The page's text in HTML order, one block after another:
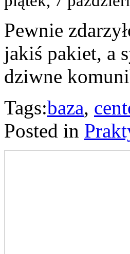
Pewnie
jakiś pakiet, a
dziwne
Tags:baza,
Posted in